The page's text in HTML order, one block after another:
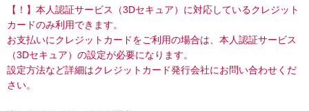
【！】本人認証サービス（3Dセキュア）に対応しているクレジット
カードのみ利用できます。
お支払いにクレジットカードをご利用の場合は、本人認証サービス
（3Dセキュア）の設定が必要になります。
設定方法など詳細はクレジットカード発行会社にお問い合わせくだ
さい。